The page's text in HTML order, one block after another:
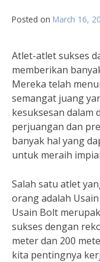
Posted on March 16,
Atlet-atlet sukses
memberikan
Mereka telah
semangat juang
kesuksesan dalam
perjuangan dan
banyak hal yang
untuk meraih
Salah satu atlet
orang adalah
Usain Bolt
sukses dengan
meter dan 200
kita pentingnya